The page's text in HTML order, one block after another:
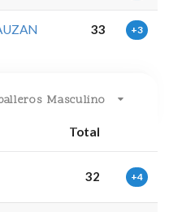
33 +3
Masculino
Total
32 +4